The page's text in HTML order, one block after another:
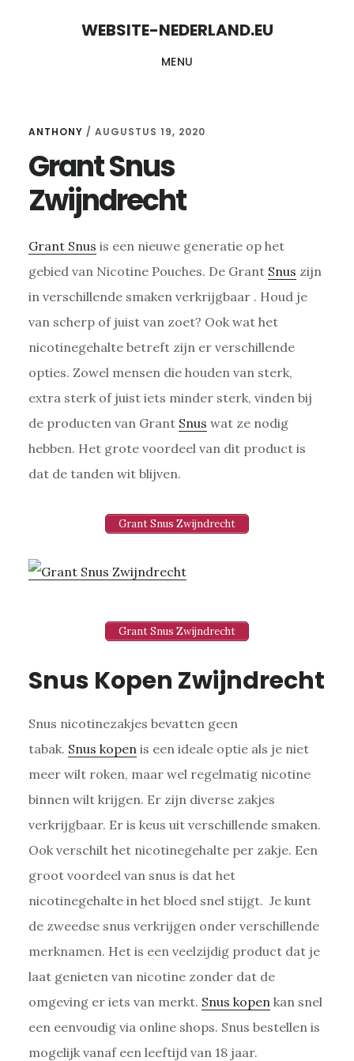
WEBSITE-NEDERLAND.EU
MENU
ANTHONY / AUGUSTUS 19, 2020
Grant Snus
Zwijndrecht
Grant Snus is een nieuwe generatie op het
gebied van Nicotine Pouches. De Grant Snus zijn
in verschillende smaken verkrijgbaar . Houd je
van scherp of juist van zoet? Ook wat het
nicotinegehalte betreft zijn er verschillende
opties. Zowel mensen die houden van sterk,
extra sterk of juist iets minder sterk, vinden bij
de producten van Grant Snus wat ze nodig
hebben. Het grote voordeel van dit product is
dat de tanden wit blijven.
Grant Snus Zwijndrecht
Grant Snus Zwijndrecht
Snus Kopen Zwijndrecht
Snus nicotinezakjes bevatten geen
tabak. Snus kopen is een ideale optie als je niet
meer wilt roken, maar wel regelmatig nicotine
binnen wilt krijgen. Er zijn diverse zakjes
verkrijgbaar. Er is keus uit verschillende smaken.
Ook verschilt het nicotinegehalte per zakje. Een
groot voordeel van snus is dat het
nicotinegehalte in het bloed snel stijgt. Je kunt
de zweedse snus verkrijgen onder verschillende
merknamen. Het is een veelzijdig product dat je
laat genieten van nicotine zonder dat de
omgeving er iets van merkt. Snus kopen kan snel
een eenvoudig via online shops. Snus bestellen is
mogelijk vanaf een leeftijd van 18 jaar.